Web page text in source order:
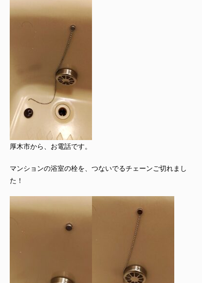
厚木市から、お電話です。
マンションの浴室の栓を、つないでるチェーンご切れまし
た！